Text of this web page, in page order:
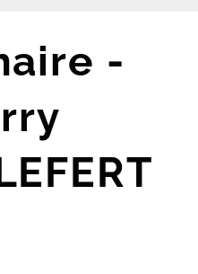
-